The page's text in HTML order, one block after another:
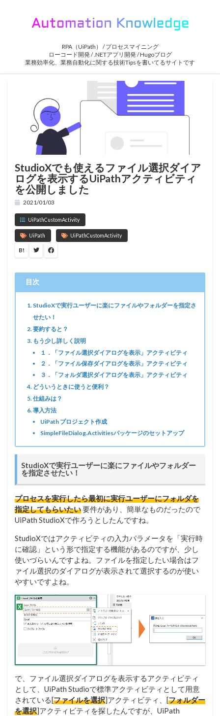
RPA（UiPath） / プロセスマイニング
ローコード開発 / .NETアプリ開発 / Hugoブログ
業務効率化、業務自動化に関する技術Tipsを書いてるサイトです
StudioXでも使えるファイル選択ダイア
ログを表示するUiPathアクティビティ
を公開しました
2021/01/03
UiPathCustomActivity
UiPath UiPathCustomActivity
B!
StudioXで実行ユーザーに楽にファイルやフォルダーを指定さ
せたい！
要約すると？
もう少し詳しく説明
１．「ファイル選択ダイアログを表示」アクティビティ
２．「ファイル保存ダイアログを表示」アクティビティ
３．「フォルダ選択ダイアログを表示」アクティビティ
どういうときに使うと便利？
仕組みは？
導入方法
UiPath プロジェクト作成
SimpleFileDialog.Activitiesパッケージのセットアップ
StudioXで実行ユーザーに楽にファイルやフォルダー
を指定させたい！
プロセスを実行したら最初に実行ユーザーにフォルダを
指定してもらいたい要件があり、簡単なものだったので
UiPath StudioXで作ろうとしたんですね。
StudioXではアクティビティの入力パラメータを「実行時
に確認」という形で指定する機能があるのですが、少し
使いづらいんですよね。ファイルを指定したい場合はフ
ァイル選択のダイアログが表示されて選択するのが使い
やすいですよね。
で、ファイル選択ダイアログを表示するアクティビティ
として、UiPath Studioで標準アクティビティとして用意
されている[ファイルを選択]アクティビティ、[フォルダー
を選択]アクティビティを探したんですが、UiPath